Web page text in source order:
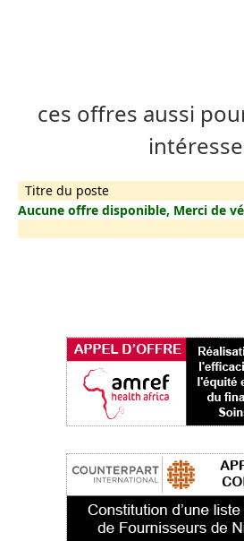
ces offres aussi
Titre du poste
Aucune offre disponible, Merci de